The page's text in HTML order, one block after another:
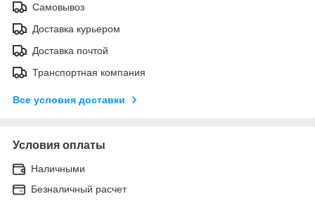
Самовывоз
Доставка курьером
Доставка почтой
Транспортная компания
Все условия доставки
Условия оплаты
Наличными
Безналичный расчет